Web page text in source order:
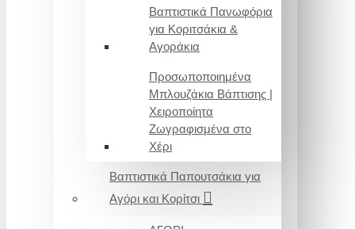
Βαπτιστικά Πανωφόρια
για Κοριτσάκια &
Αγοράκια
Προσωποποιημένα
Μπλουζάκια Βάπτισης |
Χειροποίητα
Ζωγραφισμένα στο
Χέρι
Βαπτιστικά Παπουτσάκια για
Αγόρι και Κορίτσι